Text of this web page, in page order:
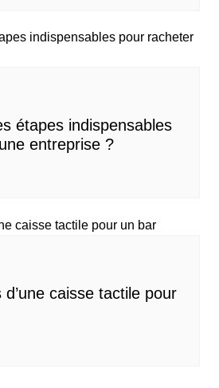
étapes indispensables
entreprise ?
caisse tactile pour